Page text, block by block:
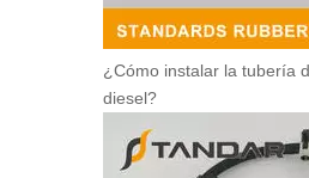
¿Cómo instalar la tubería
diesel?